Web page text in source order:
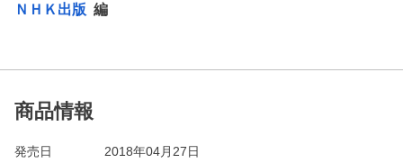
ＮＨＫ出版 編
商品情報
発売日
2018年04月27日